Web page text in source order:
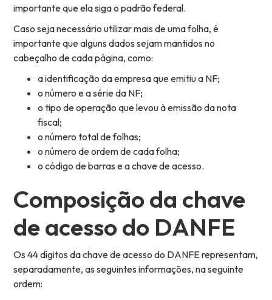
importante que ela siga o padrão federal.
Caso seja necessário utilizar mais de uma folha, é
importante que alguns dados sejam mantidos no
cabeçalho de cada página, como:
a identificação da empresa que emitiu a NF;
o número e a série da NF;
o tipo de operação que levou à emissão da nota
fiscal;
o número total de folhas;
o número de ordem de cada folha;
o código de barras e a chave de acesso.
Composição da chave
de acesso do DANFE
Os 44 dígitos da chave de acesso do DANFE representam,
separadamente, as seguintes informações, na seguinte
ordem: